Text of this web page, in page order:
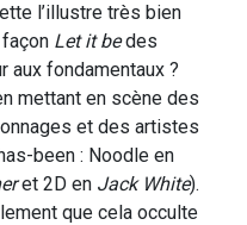
l’illustre très bien
Let it bedes
aux fondamentaux ?
mettant en scène des
et des artistes
been : Noodle en
et 2D en Jack White).
que cela occulte